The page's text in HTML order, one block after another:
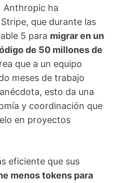
Anthropic ha
que durante las
5 para migrar en un
de 50 millones de
que a un equipo
meses de trabajo
esto da una
y coordinación que
en proyectos
eficiente que sus
menos tokens para